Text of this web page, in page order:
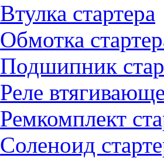
Втулка стартера
Обмотка
Подшипник
Реле
Ремкомплект
Соленоид